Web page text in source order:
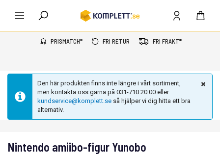
PRISMATCH* FRI RETUR FRI FRAKT*
Den här produkten finns inte längre i vårt sortiment,
men kontakta oss gärna på 031-710 20 00 eller
kundservice@komplett.se så hjälper vi dig hitta ett bra
alternativ.
Nintendo amiibo-figur Yunobo